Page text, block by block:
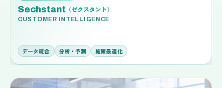
Sechstant （ゼクスタント）
CUSTOMER INTELLIGENCE
データ統合 分析・予測 施策最適化